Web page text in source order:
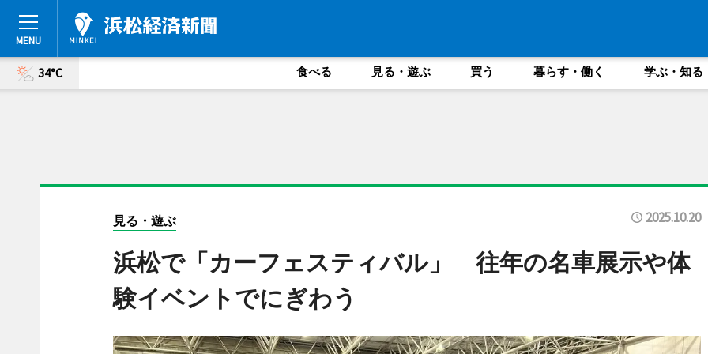
34°C 食べる 見る・遊ぶ 買う 暮らす・働く 学ぶ・知る
見る・遊ぶ 2025.10.20
浜松で「カーフェスティバル」 往年の名車展示や体
験イベントでにぎわう